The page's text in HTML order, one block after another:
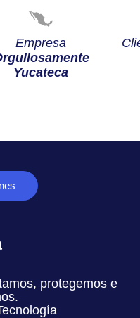
Empresa
Yucateca
protegemos e